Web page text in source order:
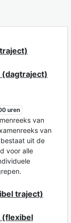
uren
van
van
uit de
voor alle
traject)
(flexibel